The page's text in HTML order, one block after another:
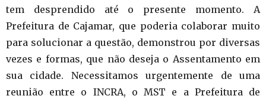
tem desprendido até o presente momento. A
Prefeitura de Cajamar, que poderia colaborar muito
para solucionar a questão, demonstrou por diversas
vezes e formas, que não deseja o Assentamento em
sua cidade. Necessitamos urgentemente de uma
reunião entre o INCRA, o MST e a Prefeitura de